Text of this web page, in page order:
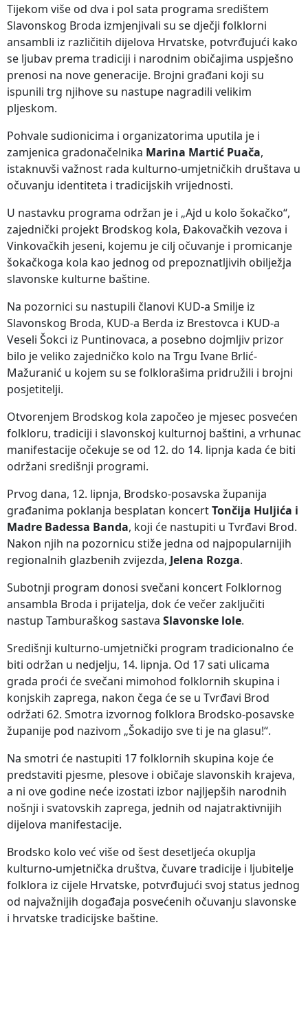
Tijekom više od dva i pol sata programa središtem
Slavonskog Broda izmjenjivali su se dječji folklorni
ansambli iz različitih dijelova Hrvatske, potvrđujući kako
se ljubav prema tradiciji i narodnim običajima uspješno
prenosi na nove generacije. Brojni građani koji su
ispunili trg njihove su nastupe nagradili velikim
pljeskom.
Pohvale sudionicima i organizatorima uputila je i
zamjenica gradonačelnika Marina Martić Puača,
istaknuvši važnost rada kulturno-umjetničkih društava u
očuvanju identiteta i tradicijskih vrijednosti.
U nastavku programa održan je i „Ajd u kolo šokačko“,
zajednički projekt Brodskog kola, Đakovačkih vezova i
Vinkovačkih jeseni, kojemu je cilj očuvanje i promicanje
šokačkoga kola kao jednog od prepoznatljivih obilježja
slavonske kulturne baštine.
Na pozornici su nastupili članovi KUD-a Smilje iz
Slavonskog Broda, KUD-a Berda iz Brestovca i KUD-a
Veseli Šokci iz Puntinovaca, a posebno dojmljiv prizor
bilo je veliko zajedničko kolo na Trgu Ivane Brlić-
Mažuranić u kojem su se folklorašima pridružili i brojni
posjetitelji.
Otvorenjem Brodskog kola započeo je mjesec posvećen
folkloru, tradiciji i slavonskoj kulturnoj baštini, a vrhunac
manifestacije očekuje se od 12. do 14. lipnja kada će biti
održani središnji programi.
Prvog dana, 12. lipnja, Brodsko-posavska županija
građanima poklanja besplatan koncertTončija Huljića i
Madre Badessa Banda, koji će nastupiti u Tvrđavi Brod.
Nakon njih na pozornicu stiže jedna od najpopularnijih
regionalnih glazbenih zvijezda, Jelena Rozga.
Subotnji program donosi svečani koncert Folklornog
ansambla Broda i prijatelja, dok će večer zaključiti
nastup Tamburaškog sastava Slavonske lole.
Središnji kulturno-umjetnički program tradicionalno će
biti održan u nedjelju, 14. lipnja. Od 17 sati ulicama
grada proći će svečani mimohod folklornih skupina i
konjskih zaprega, nakon čega će se u Tvrđavi Brod
održati 62. Smotra izvornog folklora Brodsko-posavske
županije pod nazivom „Šokadijo sve ti je na glasu!“.
Na smotri će nastupiti 17 folklornih skupina koje će
predstaviti pjesme, plesove i običaje slavonskih krajeva,
a ni ove godine neće izostati izbor najljepših narodnih
nošnji i svatovskih zaprega, jednih od najatraktivnijih
dijelova manifestacije.
Brodsko kolo već više od šest desetljeća okuplja
kulturno-umjetnička društva, čuvare tradicije i ljubitelje
folklora iz cijele Hrvatske, potvrđujući svoj status jednog
od najvažnijih događaja posvećenih očuvanju slavonske
i hrvatske tradicijske baštine.